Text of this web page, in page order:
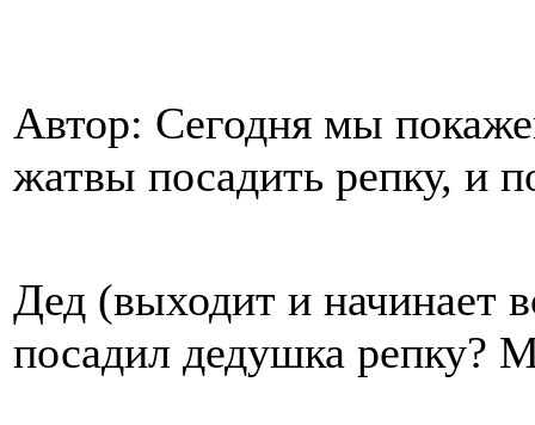
Автор: Сегодня мы
жатвы посадить репку, и
Дед (выходит и начинает
посадил дедушка репку?